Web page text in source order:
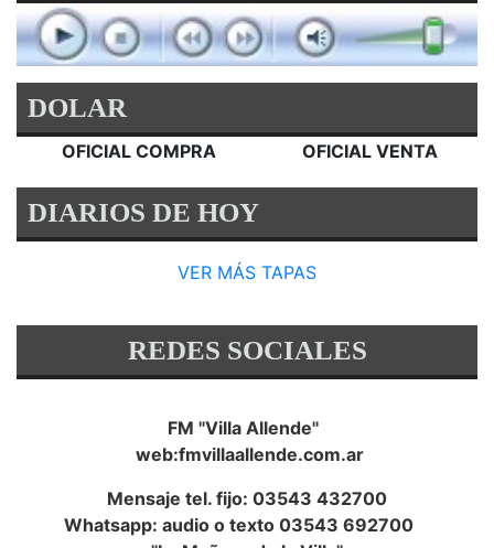
DOLAR
OFICIAL COMPRA OFICIAL VENTA
DIARIOS DE HOY
VER MÁS TAPAS
REDES SOCIALES
FM "Villa Allende"
web:fmvillaallende.com.ar
Mensaje tel. fijo: 03543 432700
Whatsapp: audio o texto 03543 692700